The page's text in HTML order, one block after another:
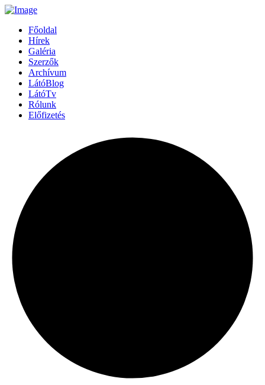
Főoldal
Hírek
Galéria
Szerzők
Archívum
LátóBlog
LátóTv
Rólunk
Előfizetés